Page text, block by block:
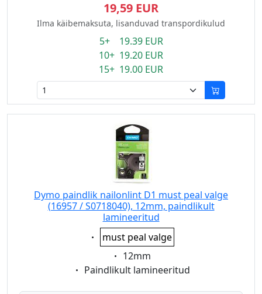
19,59 EUR
Ilma käibemaksuta, lisanduvad transpordikulud
5+ 19.39 EUR
10+ 19.20 EUR
15+ 19.00 EUR
Dymo paindlik nailonlint D1 must peal valge
(16957 / S0718040), 12mm, paindlikult
lamineeritud
Eigenschaft:
must peal valge
Eigenschaft:
12mm
Eigenschaft:
Paindlikult lamineeritud